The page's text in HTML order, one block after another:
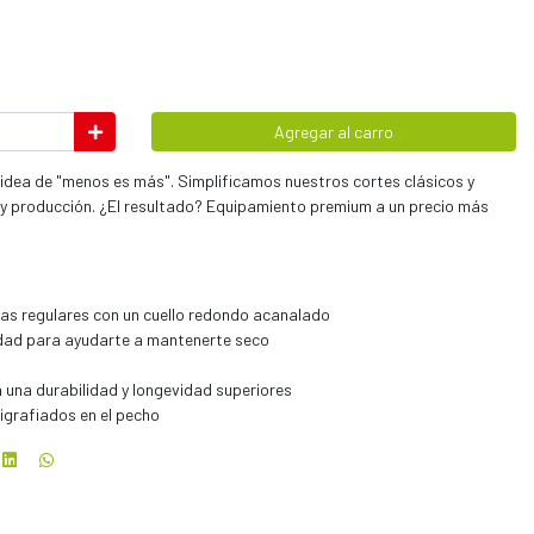
Agregar al carro
de "menos es más". Simplificamos nuestros cortes clásicos y
producción. ¿El resultado? Equipamiento premium a un precio más
regulares con un cuello redondo acanalado
para ayudarte a mantenerte seco
durabilidad y longevidad superiores
en el pecho